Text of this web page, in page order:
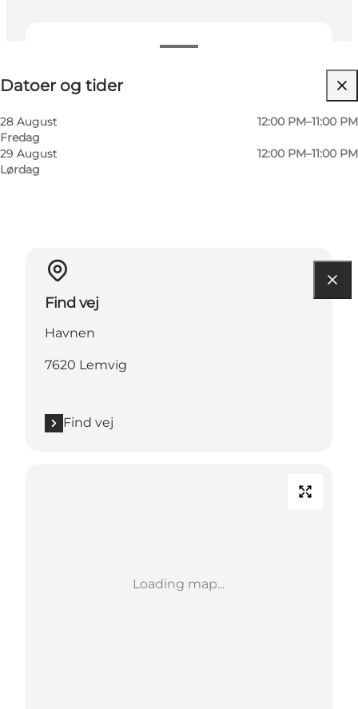
Datoer og tider
28 August
Fredag
12:00 PM–11:00 PM
29 August
Lørdag
12:00 PM–11:00 PM
Besøg hjemmeside
Børn, Venner
Find vej
Havnen
7620 Lemvig
Find vej
Loading map...